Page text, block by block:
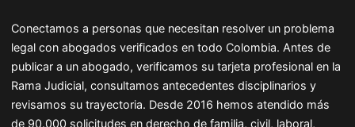
Conectamos a personas que necesitan resolver un problema
legal con abogados verificados en todo Colombia. Antes de
publicar a un abogado, verificamos su tarjeta profesional en la
Rama Judicial, consultamos antecedentes disciplinarios y
revisamos su trayectoria. Desde 2016 hemos atendido más
de 90.000 solicitudes en derecho de familia, civil, laboral,